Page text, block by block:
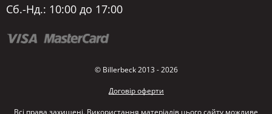
Сб.-Нд.: 10:00 до 17:00
© Billerbeck 2013 - 2026
Договір оферти